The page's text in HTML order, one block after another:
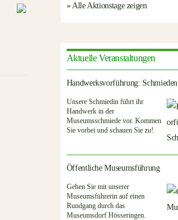
» Alle Aktionstage zeigen
Aktuelle Veranstaltungen
Handwerksvorführung: Schmieden
Unsere Schmiedin führt ihr
Handwerk in der
Museumsschmiede vor. Kommen
Sie vorbei und schauen Sie zu!
Öffentliche Museumsführung
Gehen Sie mit unserer
Museumsführerin auf einen
Rundgang durch das
Museumsdorf Hösseringen.